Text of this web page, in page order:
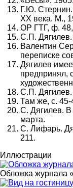
Г.Ю.
XX века. М.,
ОР ГТГ, ф. 48,
С.П.
Валентин
переписке
Дягилев
предпринял,
С.П.
Там же, с. 45-
С. Дягилев. В
марта.
С. Лифарь.
211.
Иллюстрации
Обложка журнала